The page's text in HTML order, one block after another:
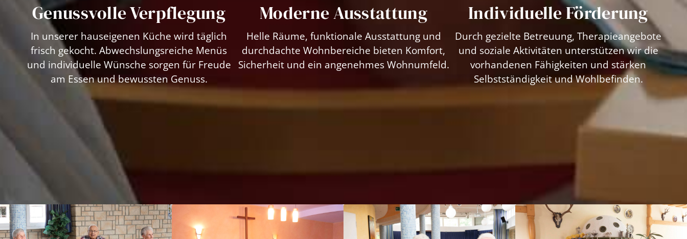
Genussvolle Verpflegung
In unserer hauseigenen Küche wird täglich
frisch gekocht. Abwechslungsreiche Menüs
und individuelle Wünsche sorgen für Freude
am Essen und bewussten Genuss.
Moderne Ausstattung
Helle Räume, funktionale Ausstattung und
durchdachte Wohnbereiche bieten Komfort,
Sicherheit und ein angenehmes Wohnumfeld.
Individuelle Förderung
Durch gezielte Betreuung, Therapieangebote
und soziale Aktivitäten unterstützen wir die
vorhandenen Fähigkeiten und stärken
Selbstständigkeit und Wohlbefinden.